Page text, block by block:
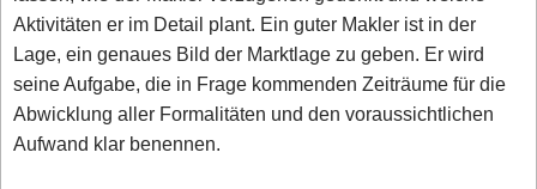
Aktivitäten er im Detail plant. Ein guter Makler ist in der
Lage, ein genaues Bild der Marktlage zu geben. Er wird
seine Aufgabe, die in Frage kommenden Zeiträume für die
Abwicklung aller Formalitäten und den voraussichtlichen
Aufwand klar benennen.